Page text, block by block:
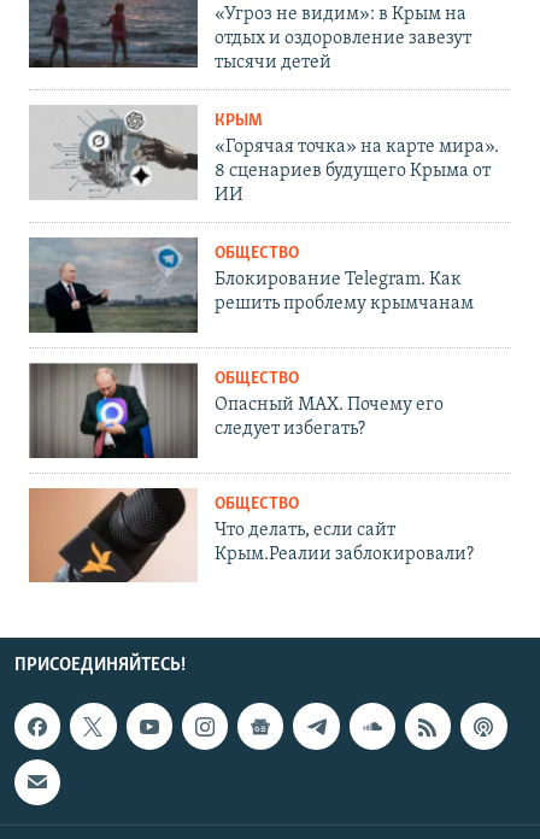
«Угроз не видим»: в Крым на
отдых и оздоровление завезут
тысячи детей
КРЫМ
«Горячая точка» на карте мира».
8 сценариев будущего Крыма от
ИИ
ОБЩЕСТВО
Блокирование Telegram. Как
решить проблему крымчанам
ОБЩЕСТВО
Опасный MAX. Почему его
следует избегать?
ОБЩЕСТВО
Что делать, если сайт
Крым.Реалии заблокировали?
ПРИСОЕДИНЯЙТЕСЬ!